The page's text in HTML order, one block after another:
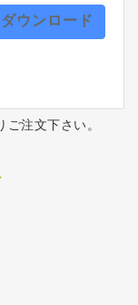
ダウンロード
ご注文下さい。